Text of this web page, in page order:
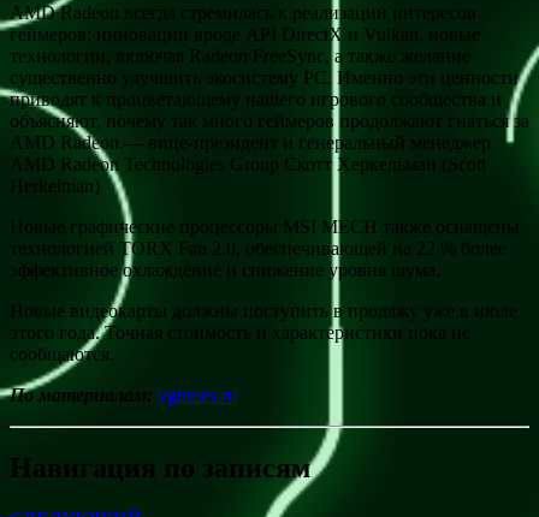
AMD Radeon всегда стремилась к реализации интересов
геймеров: инновации вроде API DirectX и Vulkan, новые
технологии, включая Radeon FreeSync, а также желание
существенно улучшить экосистему PC. Именно эти ценности
приводят к процветающему нашего игрового сообщества и
объясняют, почему так много геймеров продолжают гнаться за
AMD Radeon.— вице-президент и генеральный менеджер
AMD Radeon Technologies Group Скотт Херкельман (Scott
Herkelman)
Новые графические процессоры MSI MECH также оснащены
технологией TORX Fan 2.0, обеспечивающей на 22 % более
эффективное охлаждение и снижение уровня шума.
Новые видеокарты должны поступить в продажу уже в июле
этого года. Точная стоимость и характеристики пока не
сообщаются.
По материалам: vgtimes.ru
Навигация по записям